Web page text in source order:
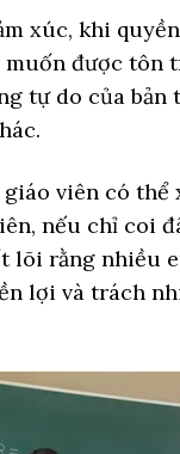
xúc, khi
được tôn
tự do của bản
viên có thể
nếu chỉ coi
lõi rằng nhiều
lợi và trách